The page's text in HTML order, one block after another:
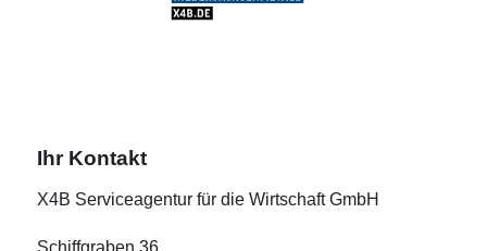
Ihr Kontakt
X4B Serviceagentur für die Wirtschaft GmbH